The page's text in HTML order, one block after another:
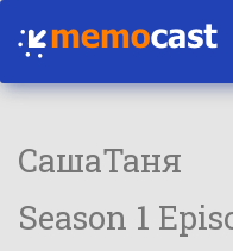
СашаТаня
Season 1